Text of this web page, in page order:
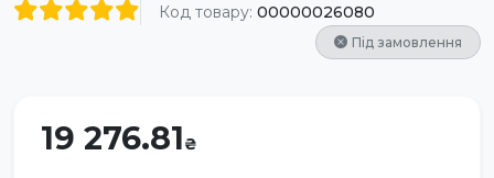
Код товару: 00000026080
Під замовлення
19 276.81